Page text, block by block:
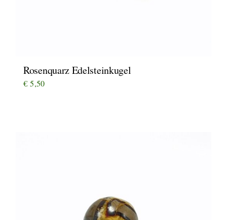
Rosenquarz Edelsteinkugel
€ 5,50